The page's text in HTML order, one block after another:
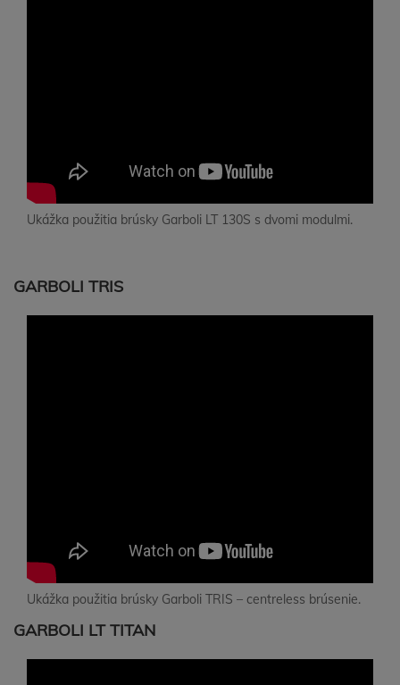
Ukážka použitia brúsky Garboli LT 130S s dvomi modulmi.
GARBOLI TRIS
Ukážka použitia brúsky Garboli TRIS – centreless brúsenie.
GARBOLI LT TITAN